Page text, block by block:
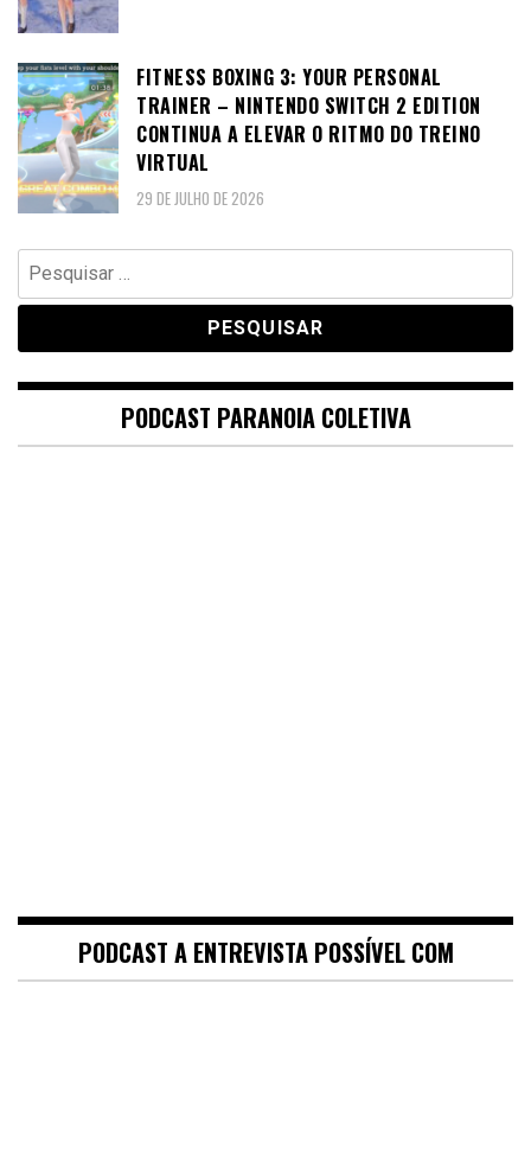
FITNESS BOXING 3: YOUR PERSONAL
TRAINER – NINTENDO SWITCH 2 EDITION
CONTINUA A ELEVAR O RITMO DO TREINO
VIRTUAL
29 DE JULHO DE 2026
Pesquisar
por:
PODCAST PARANOIA COLETIVA
PODCAST A ENTREVISTA POSSÍVEL COM